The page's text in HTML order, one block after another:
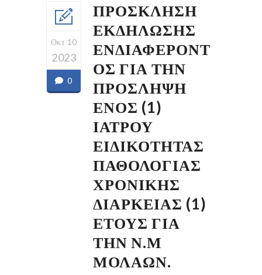
Οκτ 10
2023
0
ΠΡΟΣΚΛΗΣΗ
ΕΚΔΗΛΩΣΗΣ
ΕΝΔΙΑΦΕΡΟΝΤ
ΟΣ ΓΙΑ ΤΗΝ
ΠΡΟΣΛΗΨΗ
ΕΝΟΣ (1)
ΙΑΤΡΟΥ
ΕΙΔΙΚΟΤΗΤΑΣ
ΠΑΘΟΛΟΓΙΑΣ
ΧΡΟΝΙΚΗΣ
ΔΙΑΡΚΕΙΑΣ (1)
ΕΤΟΥΣ ΓΙΑ
ΤΗΝ Ν.Μ
ΜΟΛΑΩΝ.